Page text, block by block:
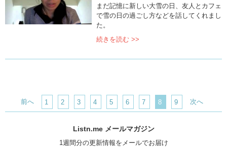
まだ記憶に新しい大雪の日、友人とカフェ
で雪の日の過ごし方などを話してくれまし
た。
続きを読む >>
前へ 1 2 3 4 5 6 7 8 9 次へ
Listn.me メールマガジン
1週間分の更新情報をメールでお届け